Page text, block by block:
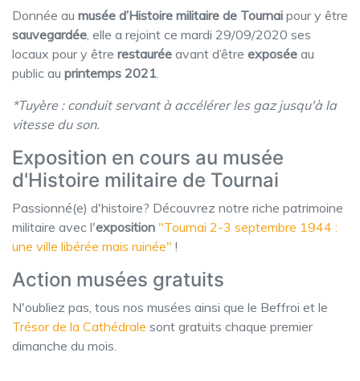
Donnée au musée d’Histoire militaire de Tournai pour y être
sauvegardée , elle a rejoint ce mardi 29/09/2020 ses
locaux pour y être restaurée avant d’être exposée au
public au printemps 2021
*Tuyère : conduit servant à accélérer les gaz jusqu'à la
vitesse du son.
Exposition en cours au musée
d'Histoire militaire de Tournai
Passionné(e) d'histoire? Découvrez notre riche patrimoine
militaire avec l'exposition "Tournai 2-3 septembre 1944 :
une ville libérée mais ruinée" !
Action musées gratuits
N'oubliez pas, tous nos musées ainsi que le Beffroi et le
Trésor de la Cathédrale sont gratuits chaque premier
dimanche du mois.